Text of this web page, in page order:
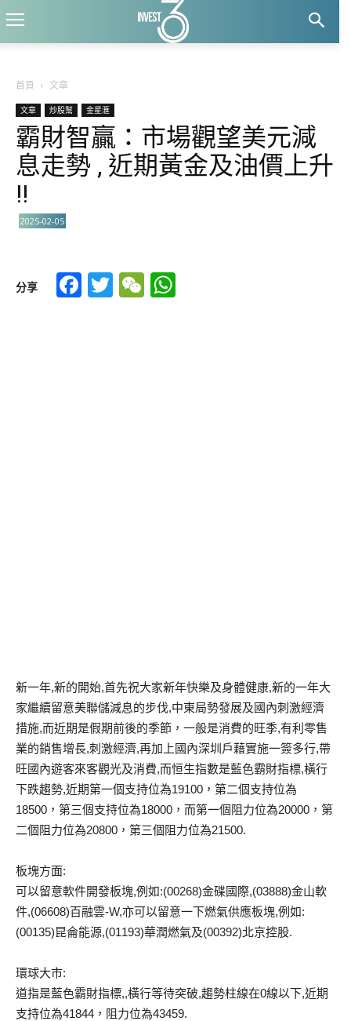
首頁 文章
文章 炒股幫 金星滙
霸財智贏：市場觀望美元減
息走勢 , 近期黃金及油價上升
!!
2025-02-05
分享 Facebook
TwitterWeChat
新一年,新的開始,首先祝大家新年快樂及身體健康,新的一年大
家繼續留意美聯儲減息的步伐,中東局勢發展及國內刺激經濟
措施,而近期是假期前後的季節，一般是消費的旺季,有利零售
業的銷售增長,刺激經濟,再加上國內深圳戶藉實施一簽多行,帶
旺國內遊客來客觀光及消費,而恒生指數是藍色霸財指標,橫行
下跌趨勢,近期第一個支持位為19100，第二個支持位為
18500，第三個支持位為18000，而第一個阻力位為20000，第
二個阻力位為20800，第三個阻力位為21500.
板塊方面:
可以留意軟件開發板塊,例如:(00268)金碟國際,(03888)金山軟
件,(06608)百融雲-W,亦可以留意一下燃氣供應板塊,例如:
(00135)昆侖能源,(01193)華潤燃氣及(00392)北京控股.
環球大市:
道指是藍色霸財指標,,橫行等待突破,趨勢柱線在0線以下,近期
支持位為41844，阻力位為43459.